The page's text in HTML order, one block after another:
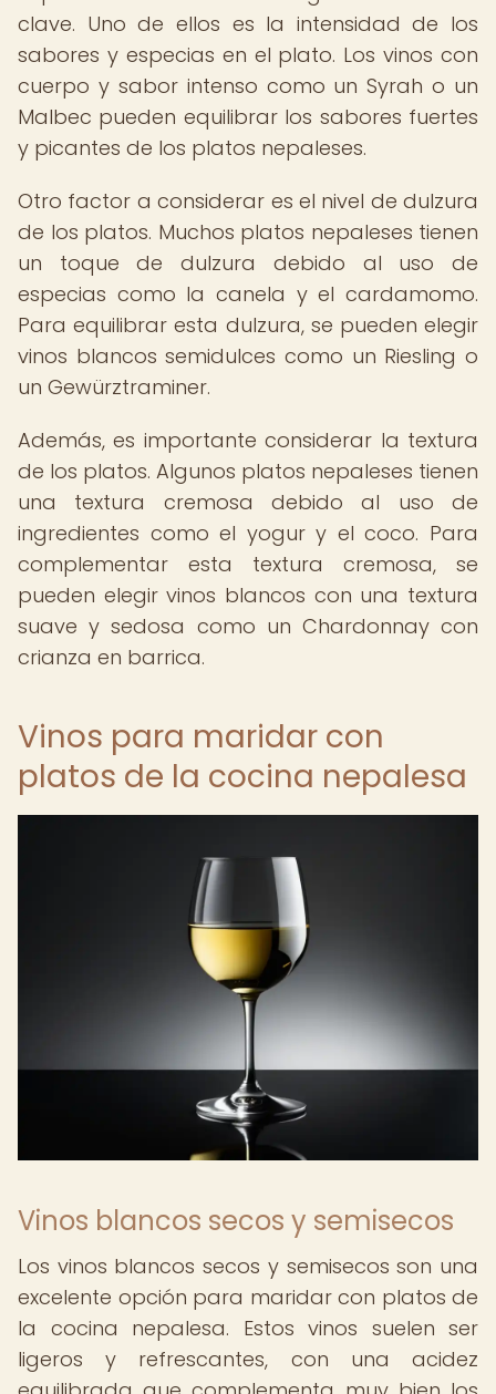
clave. Uno de ellos es la intensidad de los
sabores y especias en el plato. Los vinos con
cuerpo y sabor intenso como un Syrah o un
Malbec pueden equilibrar los sabores fuertes
y picantes de los platos nepaleses.
Otro factor a considerar es el nivel de dulzura
de los platos. Muchos platos nepaleses tienen
un toque de dulzura debido al uso de
especias como la canela y el cardamomo.
Para equilibrar esta dulzura, se pueden elegir
vinos blancos semidulces como un Riesling o
un Gewürztraminer.
Además, es importante considerar la textura
de los platos. Algunos platos nepaleses tienen
una textura cremosa debido al uso de
ingredientes como el yogur y el coco. Para
complementar esta textura cremosa, se
pueden elegir vinos blancos con una textura
suave y sedosa como un Chardonnay con
crianza en barrica.
Vinos para maridar con
platos de la cocina nepalesa
Vinos blancos secos y semisecos
Los vinos blancos secos y semisecos son una
excelente opción para maridar con platos de
la cocina nepalesa. Estos vinos suelen ser
ligeros y refrescantes, con una acidez